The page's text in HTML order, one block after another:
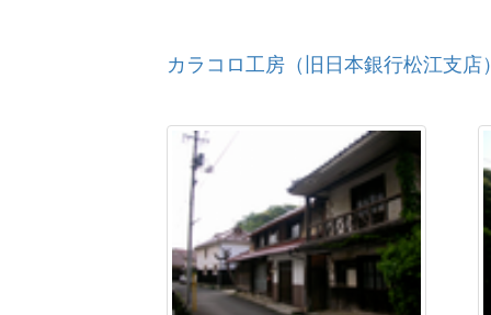
カラコロ工房（旧日本銀行松江支店